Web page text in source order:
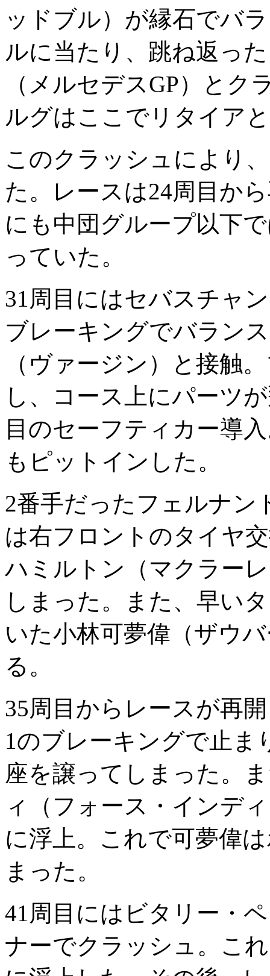
ッドブル）が縁石でバ
ルに当たり、跳ね返っ
（メルセデスGP）と
ルグはここでリタイア
このクラッシュにより
た。レースは24周目か
にも中団グループ以下
っていた。
31周目にはセバスチャ
ブレーキングでバラン
（ヴァージン）と接触
し、コース上にパーツ
目のセーフティカー導
もピットインした。
2番手だったフェルナン
は右フロントのタイヤ
ハミルトン（マクラー
しまった。また、早い
いた小林可夢偉（ザウ
る。
35周目からレースが再
1のブレーキングで止ま
座を譲ってしまった。
ィ（フォース・インデ
に浮上。これで可夢偉
まった。
41周目にはビタリー・
ナーでクラッシュ。こ